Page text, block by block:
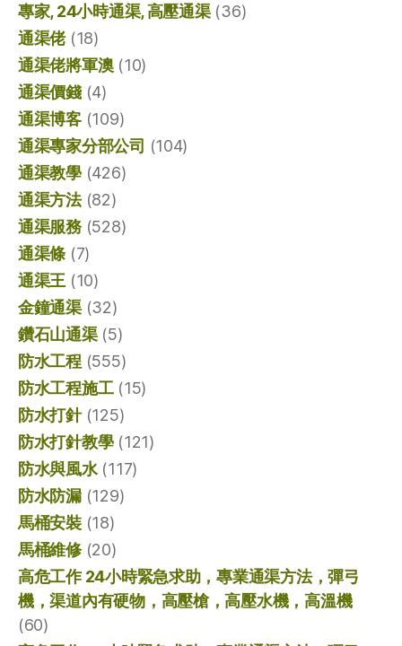
專家, 24小時通渠, 高壓通渠(36)
通渠佬(18)
通渠佬將軍澳(10)
通渠價錢(4)
通渠博客(109)
通渠專家分部公司 (104)
通渠教學(426)
通渠方法(82)
通渠服務(528)
通渠條 (7)
通渠王 (10)
金鐘通渠(32)
鑽石山通渠(5)
防水工程(555)
防水工程施工(15)
防水打針(125)
防水打針教學(121)
防水與風水(117)
防水防漏(129)
馬桶安裝(18)
馬桶維修(20)
高危工作 24小時緊急求助，專業通渠方法，彈弓
機，渠道內有硬物，高壓槍，高壓水機，高溫機
(60)